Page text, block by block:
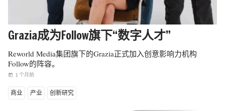
Grazia成为Follow旗下“数字人才”
Reworld Media集团旗下的Grazia正式加入创意影响力机构
Follow的阵容。
today 1 个月前
商业 产业 创新研究